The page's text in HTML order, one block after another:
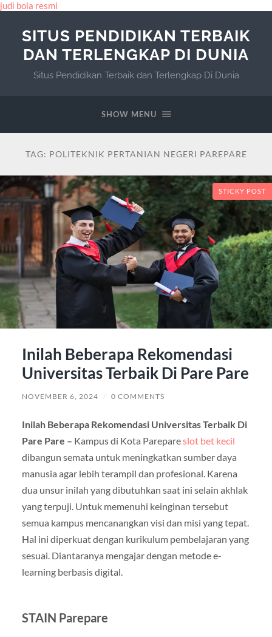
judi bola resmi
SITUS PENDIDIKAN TERBAIK
DAN TERLENGKAP DI DUNIA
Situs Pendidikan Terbaik dan Terlengkap Di Dunia
SHOW MENU
TAG: POLITEKNIK PERTANIAN NEGERI PAREPARE
STICKY POST
Inilah Beberapa Rekomendasi
Universitas Terbaik Di Pare Pare
NOVEMBER 6, 2024 / 0 COMMENTS
Inilah Beberapa Rekomendasi Universitas Terbaik Di
Pare Pare – Kampus di Kota Parepareslot bet kecil
dibangun semata untuk meningkatkan sumber daya
manusia agar lebih terampil dan profesional. Karena
dua unsur inilah yang dibutuhkan saat ini selain akhlak
yang terpuji. Untuk memenuhi keinginan tersebut
semua kampus mencanangkan visi dan misi yang tepat.
Hal ini diperkuat dengan kurikulum pembelajaran yang
sesuai. Diantaranya mengajar dengan metode e-
learning berbasis digital.
STAIN Parepare